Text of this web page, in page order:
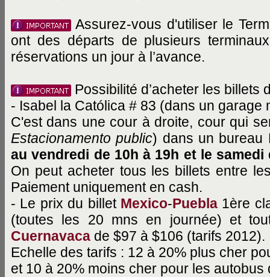
Assurez-vous d'utiliser le
ont des départs de plusieurs
réservations un jour à l’avance.
Possibilité d’acheter les
- Isabel la Católica # 83 (dans un garage
C'est dans une cour à droite, cour qui
Estacionamento public) dans un bureau
au vendredi de 10h à 19h et le
On peut acheter tous les billets entre
Paiement uniquement en cash.
- Le prix du billet Mexico-Puebla1ère
(toutes les 20 mns en journée) et
Cuernavaca de $97 à $106 (tarifs 2012).
Echelle des tarifs : 12 à 20% plus cher
et 10 à 20% moins cher pour les